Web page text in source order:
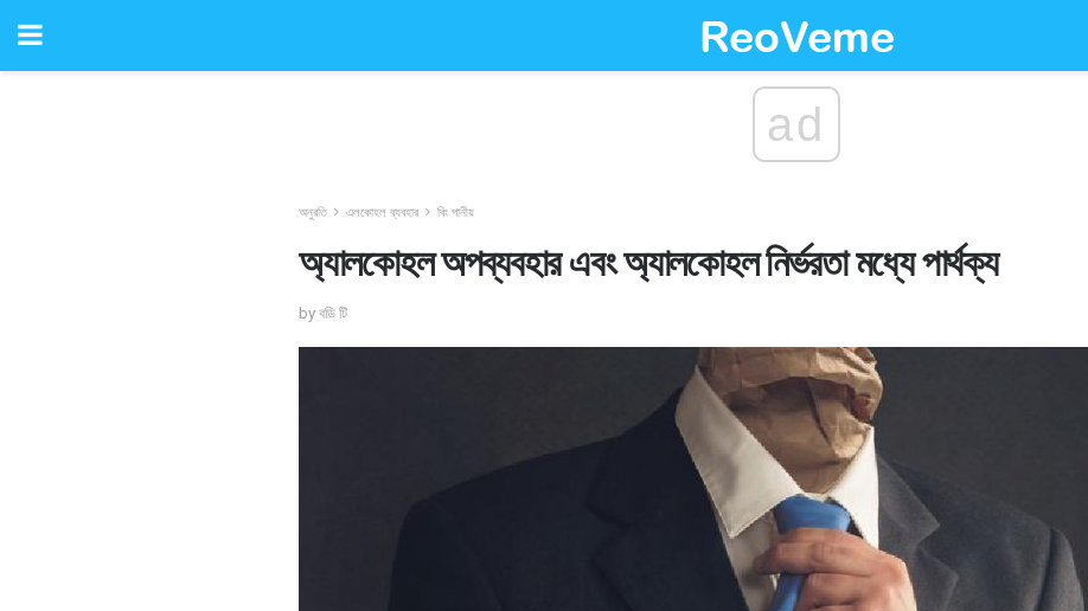
ad
অনুরতি এলকোহল ব্যবহার বিং পানীয়
অ্যালকোহল অপব্যবহার এবং অ্যালকোহল নির্ভরতা মধ্যে পার্থক্য
by বডি টি